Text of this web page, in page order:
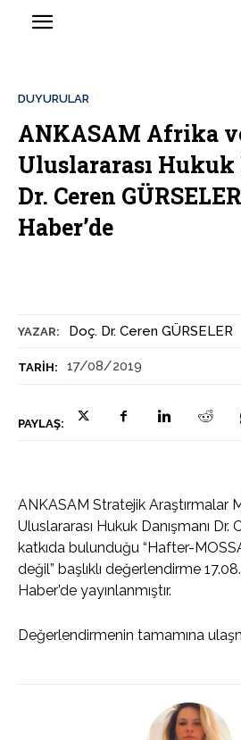
YAZAR: Doç. Dr. Ceren GÜRSELER
TARIH: 17/08/2019
PAYLAŞ:
DUYURULAR
ANKASAM Afrika
Uluslararası Hukuk
Dr. Ceren
Haber’de
ANKASAM Stratejik Araştırmalar
Uluslararası Hukuk Danışmanı Dr.
katkıda bulunduğu “Hafter-
değil” başlıklı değerlendirme
Haber’de yayınlanmıştır.
Değerlendirmenin tamamına